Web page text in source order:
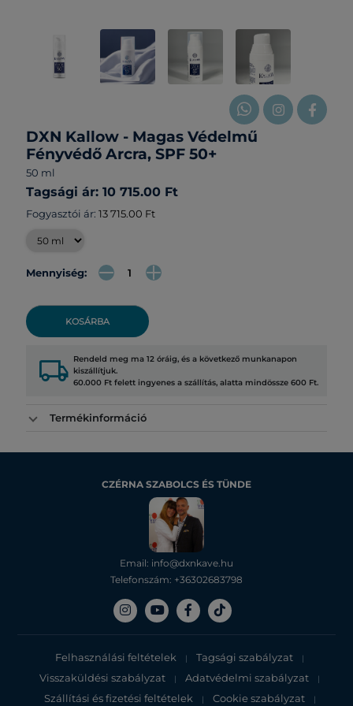
DXN Kallow - Magas Védelmű
Fényvédő Arcra, SPF 50+
50 ml
Tagsági ár: 10 715.00 Ft
Fogyasztói ár: 13 715.00 Ft
Mennyiség:
KOSÁRBA
local_shipping Rendeld meg ma 12 óráig, és a következő munkanapon
kiszállítjuk.
60.000 Ft felett ingyenes a szállítás, alatta mindössze 600 Ft.
Termékinformáció
CZÉRNA SZABOLCS ÉS TÜNDE
Email: info@dxnkave.hu
Telefonszám: +36302683798
Felhasználási feltételek | Tagsági szabályzat |
Visszaküldési szabályzat | Adatvédelmi szabályzat |
Szállítási és fizetési feltételek | Cookie szabályzat |